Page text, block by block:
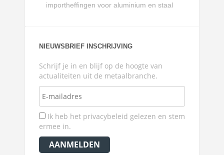
importheffingen voor aluminium en staal
NIEUWSBRIEF INSCHRIJVING
Schrijf je in en blijf op de hoogte van
actualiteiten uit de metaalbranche.
Ik heb het privacybeleid gelezen en stem
ermee in.